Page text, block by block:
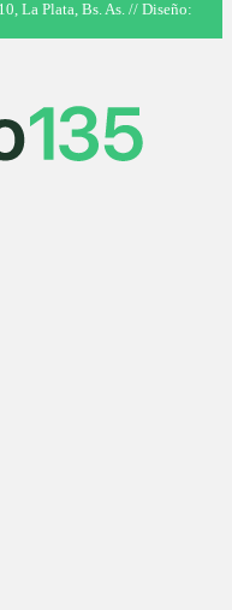
La Plata, Bs. As. // Diseño: